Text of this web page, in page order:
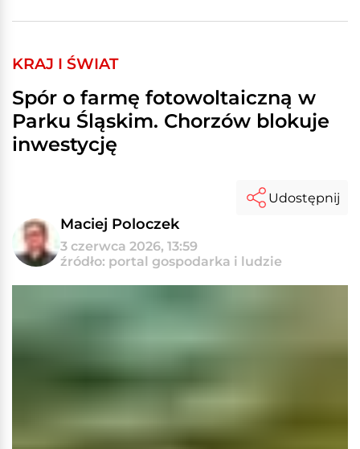
KRAJ I ŚWIAT
Spór o farmę fotowoltaiczną w
Parku Śląskim. Chorzów blokuje
inwestycję
Maciej Poloczek
3 czerwca 2026, 13:59
źródło: portal gospodarka i ludzie
Udostępnij